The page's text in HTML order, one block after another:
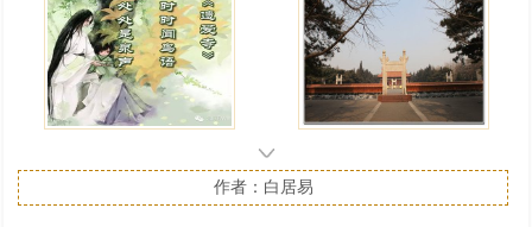
作者：白居易